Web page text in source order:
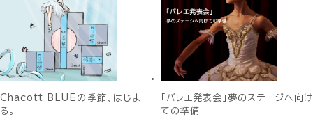
Chacott BLUEの季節、はじま
る。
「バレエ発表会」夢のステージへ向け
ての準備